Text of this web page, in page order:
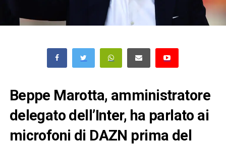
Beppe Marotta, amministratore
delegato dell’Inter, ha parlato ai
microfoni di DAZN prima del